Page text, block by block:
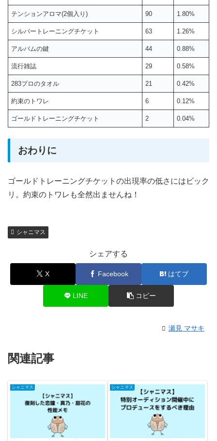
テンションアロマ(2個入り) 90 1.80%
シルバートレーニングチケット 63 1.26%
アルバムの鍵 44 0.88%
流行雑誌 29 0.58%
283プロのタオル 21 0.42%
約束のトワレ 6 0.12%
ゴールドトレーニングチケット 2 0.04%
おわりに
ゴールドトレーニングチケットの出現率の低さにはビック
リ。約束のトワレも全然出ませんね！
シャニマス
シェアする
X Facebook はてブ
LINE コピー
瀬見 マサキ
関連記事
シャニマス シャニマス